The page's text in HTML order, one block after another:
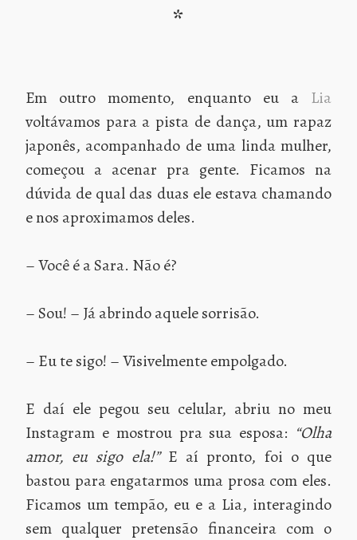
*
Em outro momento, enquanto eu a Lia
voltávamos para a pista de dança, um rapaz
japonês, acompanhado de uma linda mulher,
começou a acenar pra gente. Ficamos na
dúvida de qual das duas ele estava chamando
e nos aproximamos deles.
– Você é a Sara. Não é?
– Sou! – Já abrindo aquele sorrisão.
– Eu te sigo! – Visivelmente empolgado.
E daí ele pegou seu celular, abriu no meu
Instagram e mostrou pra sua esposa: “Olha
amor, eu sigo ela!” E aí pronto, foi o que
bastou para engatarmos uma prosa com eles.
Ficamos um tempão, eu e a Lia, interagindo
sem qualquer pretensão financeira com o